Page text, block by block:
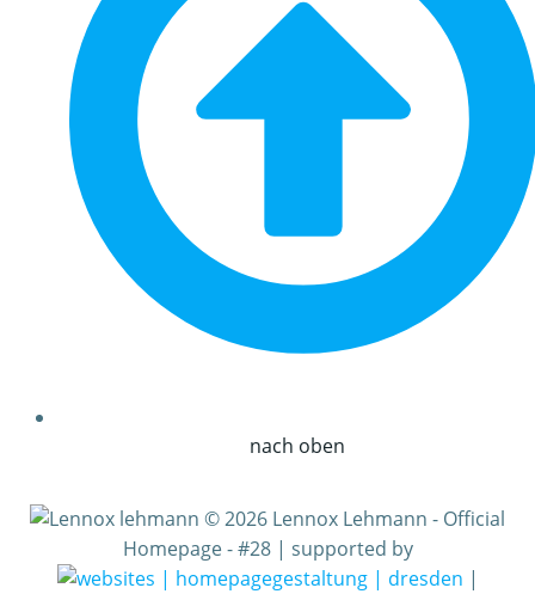
nach oben
© 2026 Lennox Lehmann - Official
Homepage - #28 | supported by
|